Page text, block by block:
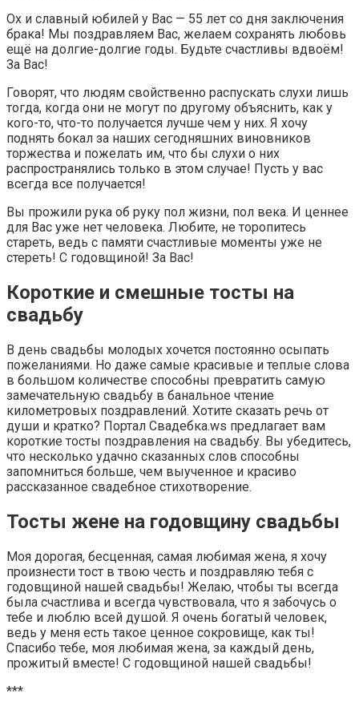
Ох и славный юбилей у Вас — 55 лет со дня заключения
брака! Мы поздравляем Вас, желаем сохранять любовь
ещё на долгие-долгие годы. Будьте счастливы вдвоём!
За Вас!
Говорят, что людям свойственно распускать слухи лишь
тогда, когда они не могут по другому объяснить, как у
кого-то, что-то получается лучше чем у них. Я хочу
поднять бокал за наших сегодняшних виновников
торжества и пожелать им, что бы слухи о них
распространялись только в этом случае! Пусть у вас
всегда все получается!
Вы прожили рука об руку пол жизни, пол века. И ценнее
для Вас уже нет человека. Любите, не торопитесь
стареть, ведь с памяти счастливые моменты уже не
стереть! С годовщиной! За Вас!
Короткие и смешные тосты на
свадьбу
В день свадьбы молодых хочется постоянно осыпать
пожеланиями. Но даже самые красивые и теплые слова
в большом количестве способны превратить самую
замечательную свадьбу в банальное чтение
километровых поздравлений. Хотите сказать речь от
души и кратко? Портал Свадебка.ws предлагает вам
короткие тосты поздравления на свадьбу. Вы убедитесь,
что несколько удачно сказанных слов способны
запомниться больше, чем выученное и красиво
рассказанное свадебное стихотворение.
Тосты жене на годовщину свадьбы
Моя дорогая, бесценная, самая любимая жена, я хочу
произнести тост в твою честь и поздравляю тебя с
годовщиной нашей свадьбы! Желаю, чтобы ты всегда
была счастлива и всегда чувствовала, что я забочусь о
тебе и люблю всей душой. Я очень богатый человек,
ведь у меня есть такое ценное сокровище, как ты!
Спасибо тебе, моя любимая жена, за каждый день,
прожитый вместе! С годовщиной нашей свадьбы!
***